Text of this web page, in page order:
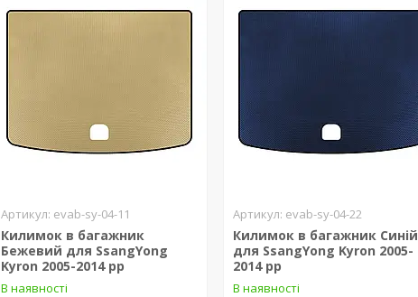
evab-sy-04-11
Килимок в багажник
Бежевий для SsangYong
Kyron 2005-2014 рр
В наявності
evab-sy-04-22
Килимок в багажник Синій
для SsangYong Kyron 2005-
2014 рр
В наявності